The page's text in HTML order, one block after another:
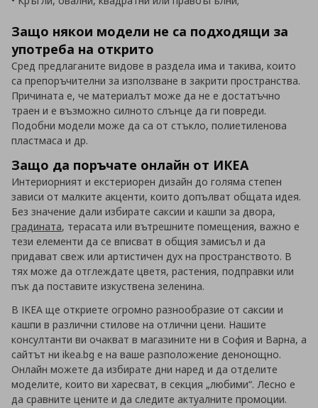
Защо някои модели не са подходящи за
употреба на открито
Сред предлаганите видове в раздела има и такива, които
са препоръчителни за използване в закрити пространства.
Причината е, че материалът може да не е достатъчно
траен и е възможно силното слънце да ги повреди.
Подобни модели може да са от стъкло, полиетиленова
пластмаса и др.
Защо да поръчате онлайн от ИКЕА
Интериорният и екстериорен дизайн до голяма степен
зависи от малките акценти, които допълват общата идея.
Без значение дали избирате саксии и кашпи за двора,
градината, терасата или вътрешните помещения, важно е
тези елементи да се вписват в общия замисъл и да
придават свеж или артистичен дух на пространството. В
тях може да отглеждате цветя, растения, подправки или
пък да поставите изкуствена зеленина.
В IKEA ще откриете огромно разнообразие от саксии и
кашпи в различни стилове на отлични цени. Нашите
консултанти ви очакват в магазините ни в София и Варна, а
сайтът ни ikea.bg е на ваше разположение денонощно.
Онлайн можете да избирате дни наред и да отделите
моделите, които ви харесват, в секция „любими“. Лесно е
да сравните цените и да следите актуалните промоции.